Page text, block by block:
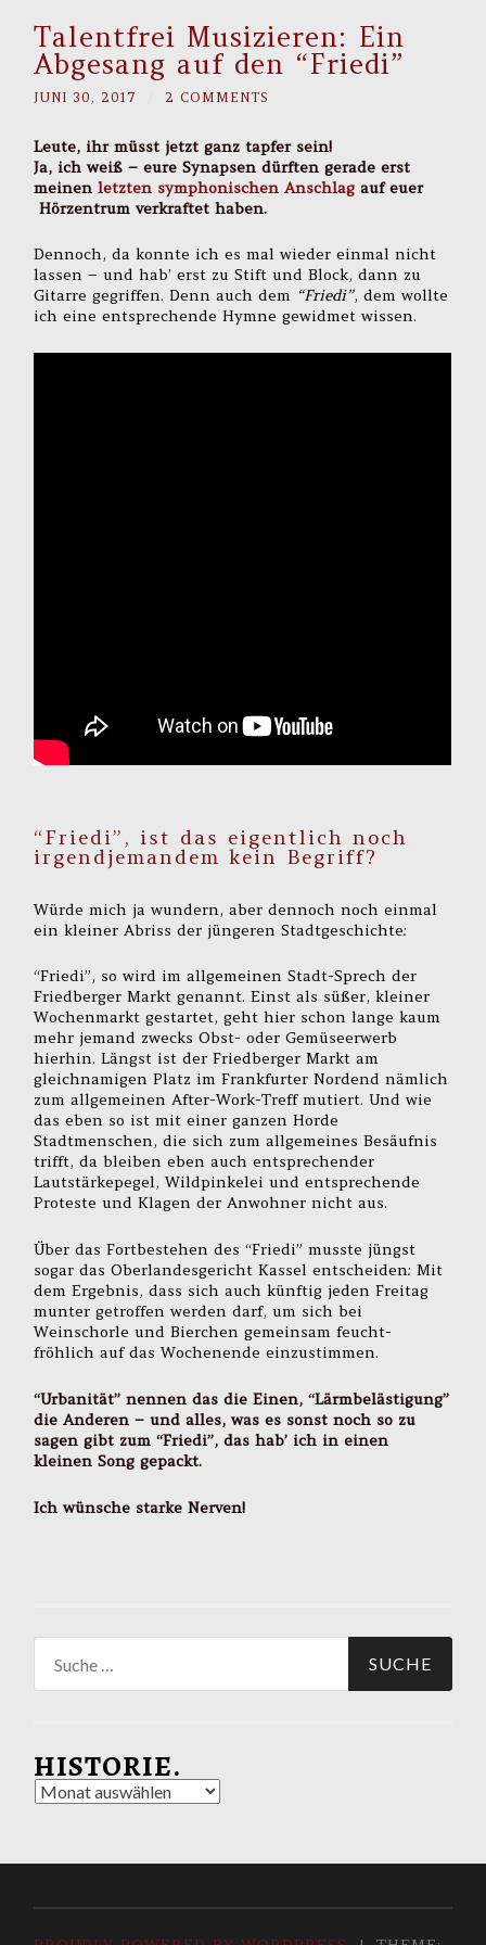
Talentfrei Musizieren: Ein
Abgesang auf den “Friedi”
JUNI 30, 2017 2 COMMENTS
Leute, ihr müsst jetzt ganz tapfer sein!
Ja, ich weiß – eure Synapsen dürften gerade erst
meinen letzten symphonischen Anschlag auf euer
Hörzentrum verkraftet haben.
Dennoch, da konnte ich es mal wieder einmal nicht
lassen – und hab’ erst zu Stift und Block, dann zu
Gitarre gegriffen. Denn auch dem “Friedi”, dem wollte
ich eine entsprechende Hymne gewidmet wissen.
“Friedi”, ist das eigentlich noch
irgendjemandem kein Begriff?
Würde mich ja wundern, aber dennoch noch einmal
ein kleiner Abriss der jüngeren Stadtgeschichte:
“Friedi”, so wird im allgemeinen Stadt-Sprech der
Friedberger Markt genannt. Einst als süßer, kleiner
Wochenmarkt gestartet, geht hier schon lange kaum
mehr jemand zwecks Obst- oder Gemüseerwerb
hierhin. Längst ist der Friedberger Markt am
gleichnamigen Platz im Frankfurter Nordend nämlich
zum allgemeinen After-Work-Treff mutiert. Und wie
das eben so ist mit einer ganzen Horde
Stadtmenschen, die sich zum allgemeines Besäufnis
trifft, da bleiben eben auch entsprechender
Lautstärkepegel, Wildpinkelei und entsprechende
Proteste und Klagen der Anwohner nicht aus.
Über das Fortbestehen des “Friedi” musste jüngst
sogar das Oberlandesgericht Kassel entscheiden: Mit
dem Ergebnis, dass sich auch künftig jeden Freitag
munter getroffen werden darf, um sich bei
Weinschorle und Bierchen gemeinsam feucht-
fröhlich auf das Wochenende einzustimmen.
“Urbanität” nennen das die Einen, “Lärmbelästigung”
die Anderen – und alles, was es sonst noch so zu
sagen gibt zum “Friedi”, das hab’ ich in einen
kleinen Song gepackt.
Ich wünsche starke Nerven!
nach:
HISTORIE.
Historie.